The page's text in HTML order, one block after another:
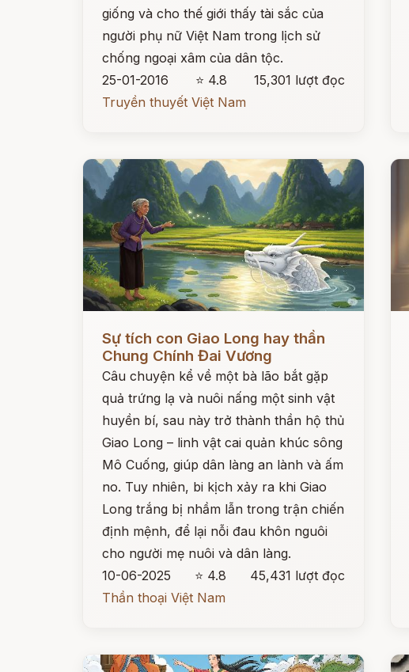
giống và cho thế giới thấy tài sắc của
người phụ nữ Việt Nam trong lịch sử
chống ngoại xâm của dân tộc.
25-01-2016
⭐ 4.8
15,301 lượt đọc
Truyền thuyết Việt Nam
Sự tích con Giao Long hay thần
Chung Chính Đai Vương
Câu chuyện kể về một bà lão bắt gặp
quả trứng lạ và nuôi nấng một sinh vật
huyền bí, sau này trở thành thần hộ thủ
Giao Long – linh vật cai quản khúc sông
Mô Cuống, giúp dân làng an lành và ấm
no. Tuy nhiên, bi kịch xảy ra khi Giao
Long trắng bị nhầm lẫn trong trận chiến
định mệnh, để lại nỗi đau khôn nguôi
cho người mẹ nuôi và dân làng.
10-06-2025
⭐ 4.8
45,431 lượt đọc
Thần thoại Việt Nam